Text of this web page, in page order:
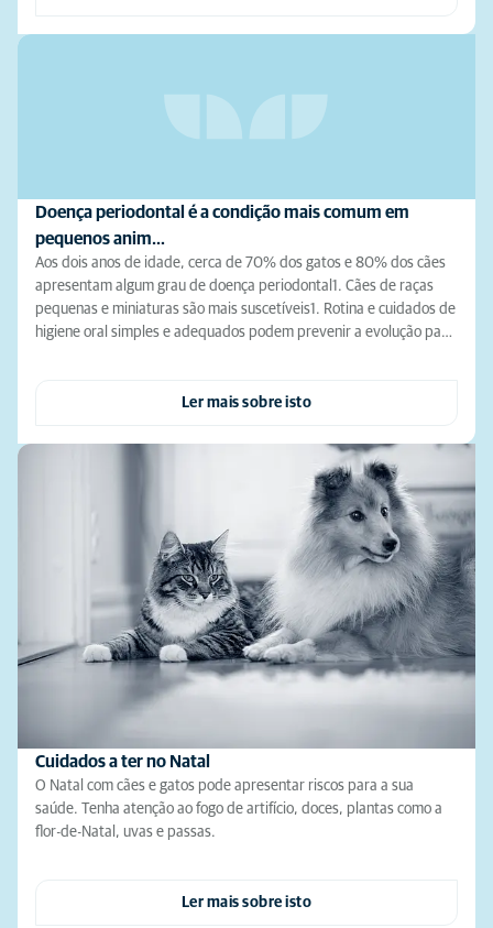
Doença periodontal é a condição mais comum em
pequenos anim…
Aos dois anos de idade, cerca de 70% dos gatos e 80% dos cães
apresentam algum grau de doença periodontal1. Cães de raças
pequenas e miniaturas são mais suscetíveis1. Rotina e cuidados de
higiene oral simples e adequados podem prevenir a evolução pa…
Ler mais sobre isto
Cuidados a ter no Natal
O Natal com cães e gatos pode apresentar riscos para a sua
saúde. Tenha atenção ao fogo de artifício, doces, plantas como a
flor-de-Natal, uvas e passas.
Ler mais sobre isto